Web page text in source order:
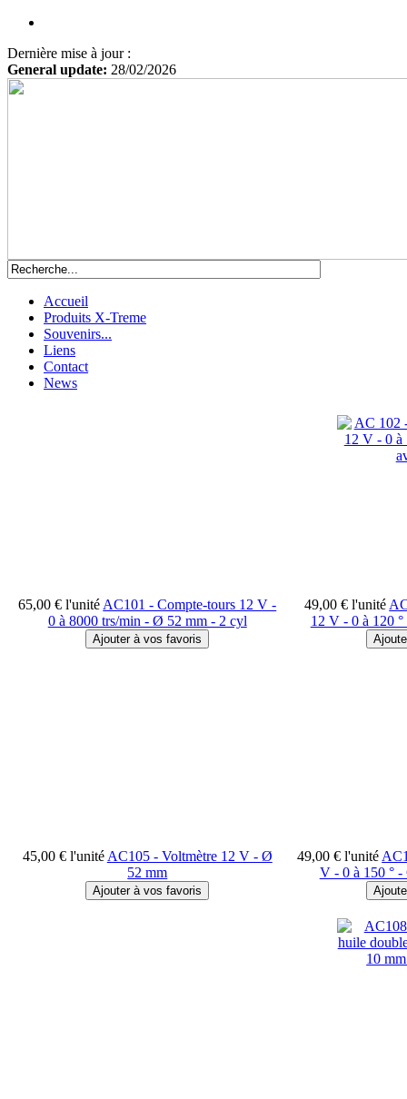
Dernière mise à jour :
General update: 28/02/2026
Accueil
Produits X-Treme
Souvenirs...
Liens
Contact
News
65,00 € l'unité AC101 - Compte-tours 12 V -
0 à 8000 trs/min - Ø 52 mm - 2 cyl
49,00 € l'unité
12 V - 0 à 120
45,00 € l'unité AC105 - Voltmètre 12 V - Ø
52 mm
49,00 € l'unité
V - 0 à 150 ° -